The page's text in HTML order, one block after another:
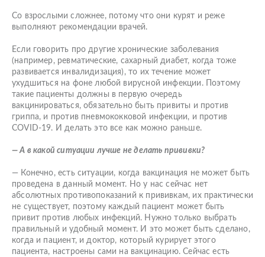
Со взрослыми сложнее, потому что они курят и реже
выполняют рекомендации врачей.
Если говорить про другие хронические заболевания
(например, ревматические, сахарный диабет, когда тоже
развивается инвалидизация), то их течение может
ухудшиться на фоне любой вирусной инфекции. Поэтому
такие пациенты должны в первую очередь
вакцинироваться, обязательно быть привиты и против
гриппа, и против пневмококковой инфекции, и против
COVID-19. И делать это все как можно раньше.
— А в какой ситуации лучше не делать прививки?
— Конечно, есть ситуации, когда вакцинация не может быть
проведена в данный момент. Но у нас сейчас нет
абсолютных противопоказаний к прививкам, их практически
не существует, поэтому каждый пациент может быть
привит против любых инфекций. Нужно только выбрать
правильный и удобный момент. И это может быть сделано,
когда и пациент, и доктор, который курирует этого
пациента, настроены сами на вакцинацию. Сейчас есть